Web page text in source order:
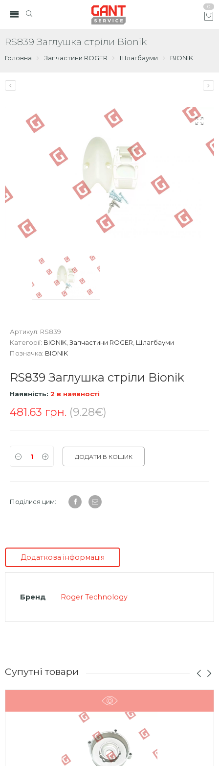
0
RS839 Заглушка стріли Bionik
Головна Запчастини ROGER Шлагбауми BIONIK
Артикул: RS839
Категорії: BIONIK,Запчастини ROGER, Шлагбауми
Позначка: BIONIK
RS839 Заглушка стріли Bionik
Наявність: 2 в наявності
481.63 грн. (9.28€)
ДОДАТИ В КОШИК
Поділися цим:
Додаткова інформація
Бренд Roger Technology
Супутні товари